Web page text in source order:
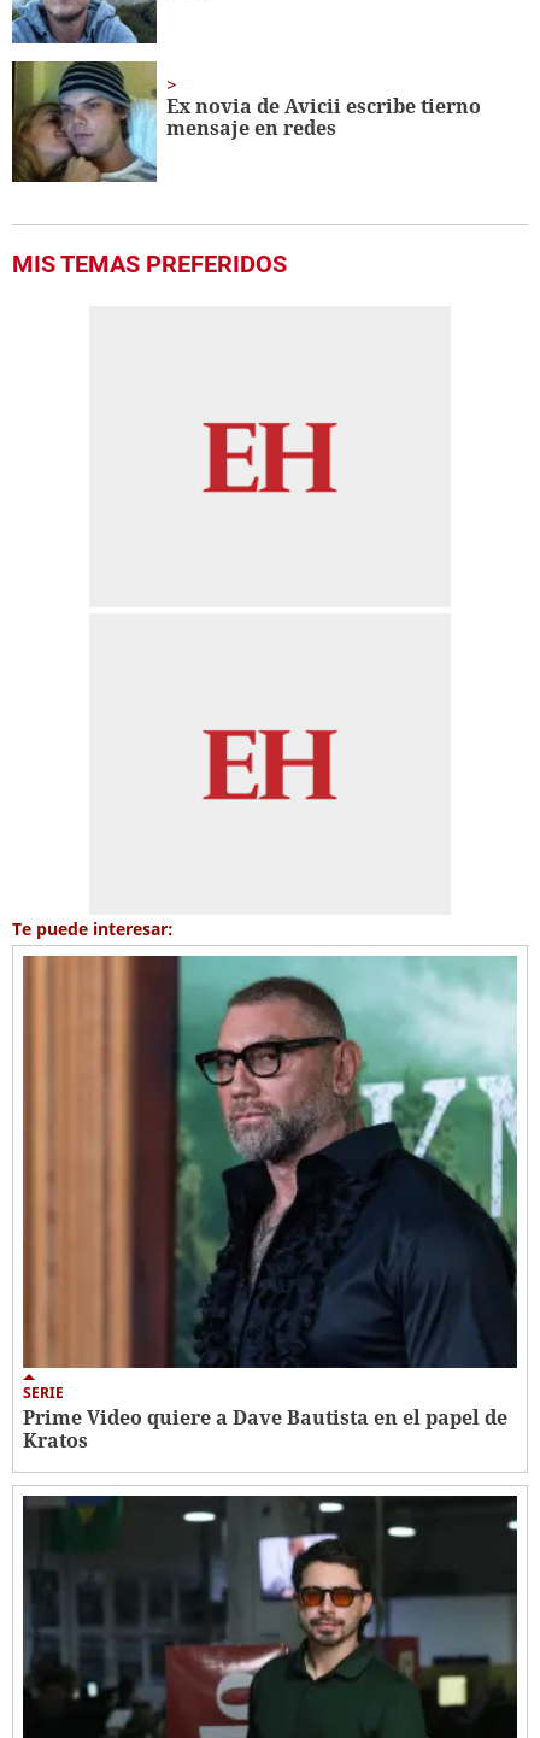
Ex novia de Avicii escribe tierno
mensaje en redes
MIS TEMAS PREFERIDOS
Te puede interesar:
SERIE
Prime Video quiere a Dave Bautista en el papel de
Kratos